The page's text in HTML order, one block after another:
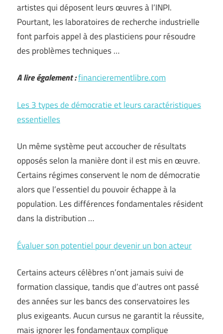
artistes qui déposent leurs œuvres à l’INPI.
Pourtant, les laboratoires de recherche industrielle
font parfois appel à des plasticiens pour résoudre
des problèmes techniques …
A lire également :financierementlibre.com
Les 3 types de démocratie et leurs caractéristiques
essentielles
Un même système peut accoucher de résultats
opposés selon la manière dont il est mis en œuvre.
Certains régimes conservent le nom de démocratie
alors que l’essentiel du pouvoir échappe à la
population. Les différences fondamentales résident
dans la distribution …
Évaluer son potentiel pour devenir un bon acteur
Certains acteurs célèbres n’ont jamais suivi de
formation classique, tandis que d’autres ont passé
des années sur les bancs des conservatoires les
plus exigeants. Aucun cursus ne garantit la réussite,
mais ignorer les fondamentaux complique